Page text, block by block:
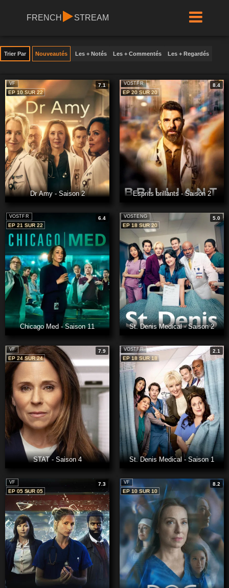
FRENCH STREAM
Trier Par Nouveautés Les + Notés Les + Commentés Les + Regardés
VF
7.1
EP 10 SUR 22
Dr Amy - Saison 2
VOSTFR
8.4
EP 20 SUR 20
Esprits brillants - Saison 2
VOSTFR
6.4
EP 21 SUR 22
Chicago Med - Saison 11
VOSTENG
5.0
EP 18 SUR 20
St. Denis Medical - Saison 2
VF
7.9
EP 24 SUR 24
STAT - Saison 4
VOSTFR
2.1
EP 18 SUR 18
St. Denis Medical - Saison 1
VF
7.3
EP 05 SUR 05
VF
8.2
EP 10 SUR 10